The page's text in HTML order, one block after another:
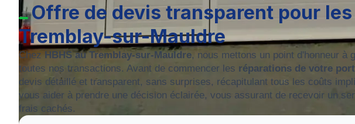
Offre de devis transparent pour
Tremblay-sur-Mauldre
Chez HBHS au Tremblay-sur-Mauldre, nous mettons un point d'honneur à
toutes nos transactions. Avant de commencer les réparations de votre
devis détaillé et transparent, sans surprises, récapitulant tous les coûts
vous aider à prendre une décision éclairée, vous assurant de recevoir un
frais cachés.